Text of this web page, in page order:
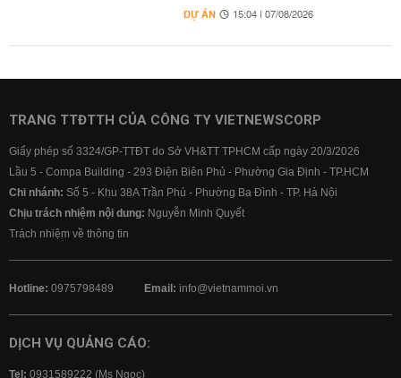
DỰ ÁN 15:04 | 07/08/2026
TRANG TTĐTTH CỦA CÔNG TY VIETNEWSCORP
Giấy phép số 3324/GP-TTĐT do Sở VH&TT TPHCM cấp ngày 20/3/2026
Lầu 5 - Compa Building - 293 Điện Biên Phủ - Phường Gia Định - TP.HCM
Chi nhánh: Số 5 - Khu 38A Trần Phú - Phường Ba Đình - TP. Hà Nội
Chịu trách nhiệm nội dung: Nguyễn Minh Quyết
Trách nhiệm về thông tin
Hotline: 0975798489 Email: info@vietnammoi.vn
DỊCH VỤ QUẢNG CÁO:
Tel: 0931589222 (Ms Ngọc)